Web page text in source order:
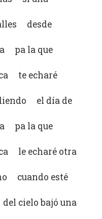
desde
pa la que
te echaré
el día de
pa la que
le echaré otra
cuando esté
cielo bajó una